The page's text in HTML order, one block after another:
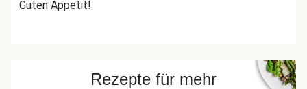
Guten Appetit!
Rezepte für mehr